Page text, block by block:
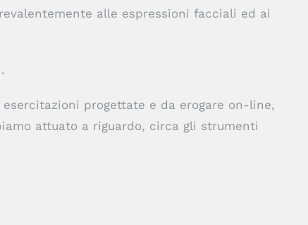
alle espressioni facciali ed ai
progettate e da erogare on-line,
attuato a riguardo, circa gli strumenti